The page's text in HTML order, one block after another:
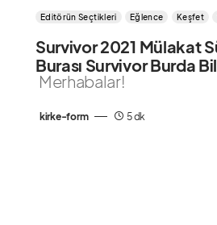
Editörün Seçtikleri Eğlence Keşfet
Survivor 2021 Mülakat
Burası Survivor Burda
Merhabalar!
kirke-form 5 dk